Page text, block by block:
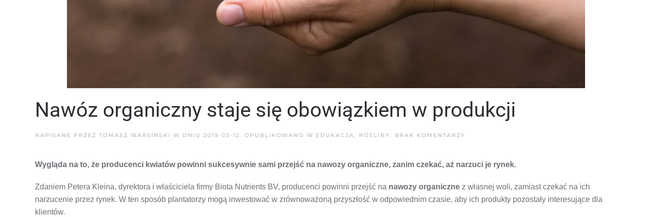
Nawóz organiczny staje się obowiązkiem w produkcji
NAPISANE PRZEZ TOMASZ WARSIŃSKI W DNIU 2019-03-12. OPUBLIKOWANO W EDUKACJA, ROŚLINY. BRAK KOMENTARZY
SIĘ
OBOWIĄZKIEM
PRODUKCJI
Wygląda na to, że producenci kwiatów powinni sukcesywnie sami przejść na nawozy organiczne, zanim czekać, aż narzuci je rynek.
Zdaniem Petera Kleina, dyrektora i właściciela firmy Biota Nutrients BV, producenci powinni przejść na nawozy organiczne z własnej woli, zamiast czekać na ich
narzucenie przez rynek. W ten sposób plantatorzy mogą inwestować w zrównoważoną przyszłość w odpowiednim czasie, aby ich produkty pozostały interesujące dla
klientów.